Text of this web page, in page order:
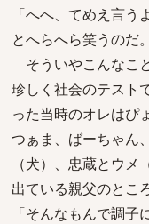
「へへ、てめえ言う
とへらへら笑うのだ。
そういやこんなこ
珍しく社会のテスト
った当時のオレはぴ
つぁま、ばーちゃん
（犬）、忠蔵とウ
出ている親父のとこ
「そんなもんで調子